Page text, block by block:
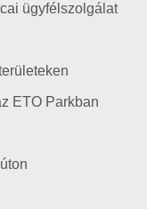
ügyfélszolgálat
ETO Parkban